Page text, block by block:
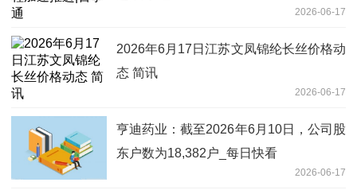
2026-06-17
2026年6月17日江苏文凤锦纶长丝价格动
态 简讯
2026-06-17
亨迪药业：截至2026年6月10日，公司股
东户数为18,382户_每日快看
2026-06-17